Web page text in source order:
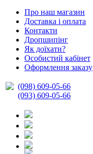
Про наш магазин
Доставка і оплата
Контакти
Дропшипінг
Як доїхати?
Особистий кабінет
Оформлення заказу
(098) 609-05-66
(093) 609-05-66